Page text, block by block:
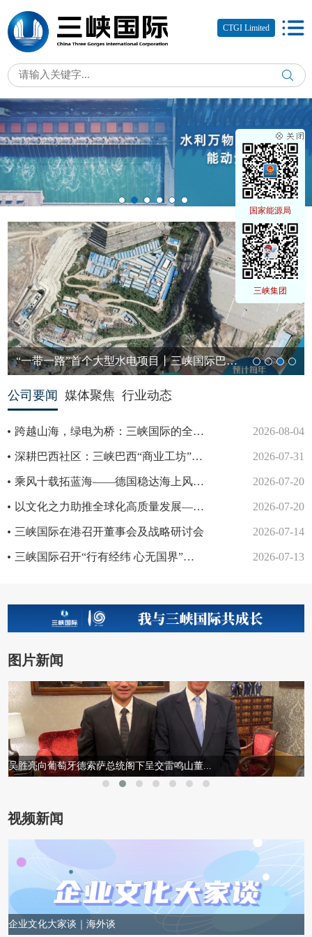
CTGI Limited
国家能源局
三峡集团
“一带一路”首个大型水电项目丨三峡国际巴基斯坦卡洛特水电站下...
公司要闻 媒体聚焦 行业动态
跨越山海，绿电为桥：三峡国际的全球友谊答卷 2026-08-04
深耕巴西社区：三峡巴西“商业工坊”环境论坛走进五城 2026-07-31
乘风十载拓蓝海——德国稳达海上风电项目十年发展历程 2026-07-20
以文化之力助推全球化高质量发展—— 一文了解我们为什么要做员工行为识别 2026-07-20
三峡国际在港召开董事会及战略研讨会 2026-07-14
三峡国际召开“行有经纬 心无国界”员工行为识别手册发布及宣贯会 2026-07-13
图片新闻
吴胜亮向葡萄牙德索萨总统阁下呈交雷鸣山董...
视频新闻
企业文化大家谈｜海外谈